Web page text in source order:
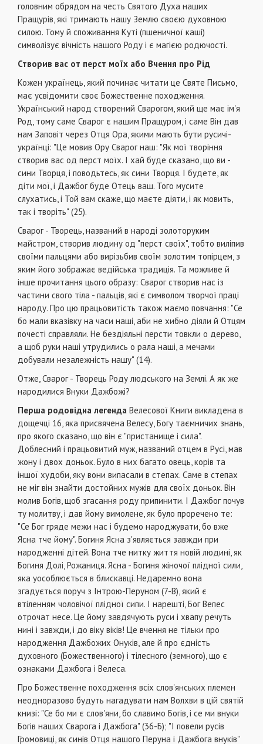
головним обрядом на честь Свя­того Духа наших
Пращурів, які тримають нашу Землю своєю духовною
силою. Тому й споживан­ня Куті (пшеничної каші)
символізує вічність на­шого Роду і є магією родючості.
Створив вас от перст моїх або Вчення про Рід
Кожен українець, який починає читати це Святе Письмо,
має усвідомити своє Божественне по­ходження.
Український народ створений Сварогом, який ще має ім'я
Род, тому саме Сварог є нашим Пращуром, і саме Він дав
нам Заповіт через Отця Ора, якими мають бути русичі-
українці: "Це мовив Ору Сварог наш: "Як мої творіння
створив вас од перст моїх. І хай буде сказано, що ви -
сини Творця, і поводьтесь, як сини Творця. І буде­те, як
діти мої, і Дажбог буде Отець ваш. Того му­сите
слухатись, і Той вам скаже, що маєте діяти, і як мовить,
так і творіть" (25).
Сварог - Творець, названий в народі золоторуким
майстром, створив людину од "перст сво­їх", тобто виліпив
своїми пальцями або вирізьбив своїм золотим топірцем, з
яким його зображає ве­дійська традиція. Та можливе й
інше прочитання цього образу: Сварог створив нас із
частини сво­го тіла - пальців, які є символом творчої праці
на­роду. Про цю працьовитість також маємо повчан­ня: "Се
бо мали вказівку на часи наші, аби не хиб­но діяли й Отцям
почесті справляли. Не бездіяльні персти товкли о дерево,
а щоб руки наші утрудились о рала наші, а мечами
добували незалеж­ність нашу" (14).
Отже, Сварог - Творець Роду людського на Землі. А як же
народилися Внуки Дажбожі?
Перша родовідна легенда Велесової Книги викладена в
дощечці 16, яка присвячена Велесу, Богу таємничих знань,
про якого сказано, що він є "пристанище і сила".
Доблесний і працьовитий муж, названий отцем в Русі, мав
жону і двох доньок. Було в них багато овець, корів та
іншої худоби, яку вони випасали в степах. Саме в степах
не міг він знайти достойних мужів для своїх доньок. Він
мо­лив Богів, щоб згасання роду припинити. І Дажбог почув
ту молитву, і дав йому вимолене, як було проречено те:
"Се Бог гряде межи нас і будемо народжувати, бо вже
Ясна тче йому". Богиня Ясна з'являється завжди при
народженні дітей. Вона тче нитку життя новій людині, як
Богиня Долі, Рожаниця. Ясна - Богиня жіночої плідної сили,
яка уособ­люється в блискавці. Недаремно вона
згадується поруч з Інтрою-Перуном (7-В), який є
втіленням чо­ловічої плідної сипи. І нарешті, Бог Вепес
отрочат несе. Це йому завдячують руси і хвапу речуть
ни­ні і завжди, і до віку віків! Це вчення не тільки про
народження Дажбожих Онуків, але й про єдність
духовного (Божественного) і тілесного (земного), що є
ознаками Дажбога і Велеса.
Про Божественне походження всіх слов'янських племен
неодноразово будуть нагадувати нам Волхви в цій святій
книзі: "Се бо ми є слов'яни, бо славимо Богів, і се ми внуки
Богів наших Сварога і Дажбога" (36-Б); "І повели русів
Громовиці, як си­нів Отця нашого Перуна і Дажбога внуків''